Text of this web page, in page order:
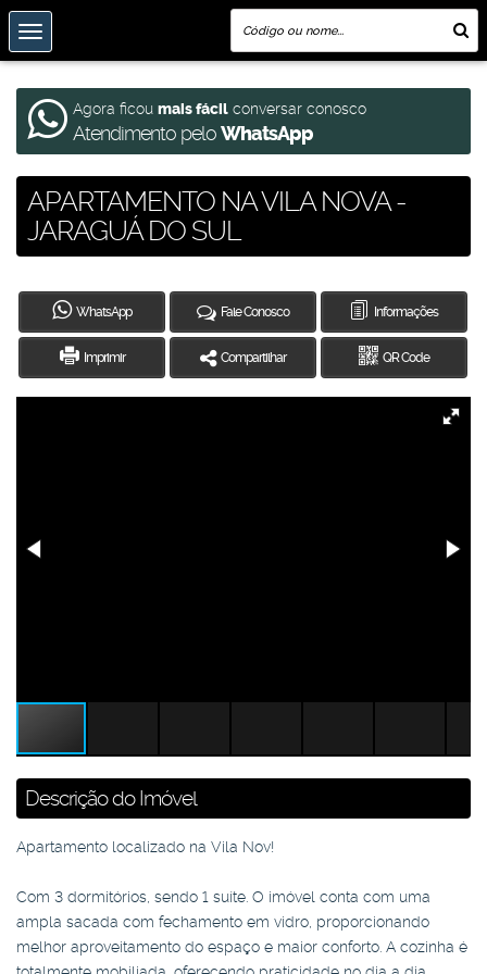
Agora ficou mais fácil conversar conosco
Atendimento peloWhatsApp
APARTAMENTO NA VILA NOVA -
JARAGUÁ DO SUL
WhatsApp Fale Conosco Informações
Imprimir Compartilhar QR Code
Descrição do Imóvel
Apartamento localizado na Vila Nov!
Com 3 dormitórios, sendo 1 suíte. O imóvel conta com uma
ampla sacada com fechamento em vidro, proporcionando
melhor aproveitamento do espaço e maior conforto. A cozinha é